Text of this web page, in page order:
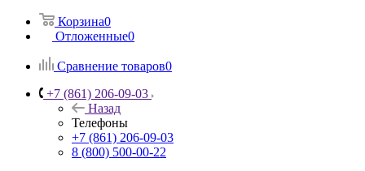
Корзина0
Отложенные0
Сравнение товаров0
+7 (861) 206-09-03
Назад
Телефоны
+7 (861) 206-09-03
8 (800) 500-00-22